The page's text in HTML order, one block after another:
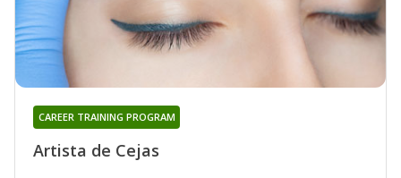
Artista de Cejas
CAREER TRAINING PROGRAM